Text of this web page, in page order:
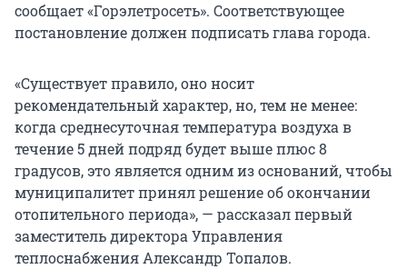
сообщает «Горэлетросеть». Соответствующее
постановление должен подписать глава города.
«Существует правило, оно носит
рекомендательный характер, но, тем не менее:
когда среднесуточная температура воздуха в
течение 5 дней подряд будет выше плюс 8
градусов, это является одним из оснований, чтобы
муниципалитет принял решение об окончании
отопительного периода», — рассказал первый
заместитель директора Управления
теплоснабжения Александр Топалов.